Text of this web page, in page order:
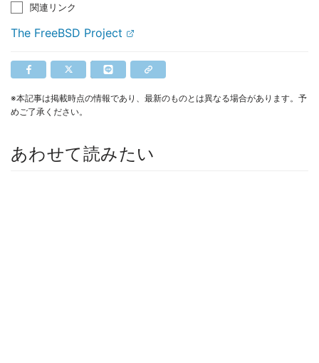
関連リンク
The FreeBSD Project
※本記事は掲載時点の情報であり、最新のものとは異なる場合があります。予
めご了承ください。
あわせて読みたい